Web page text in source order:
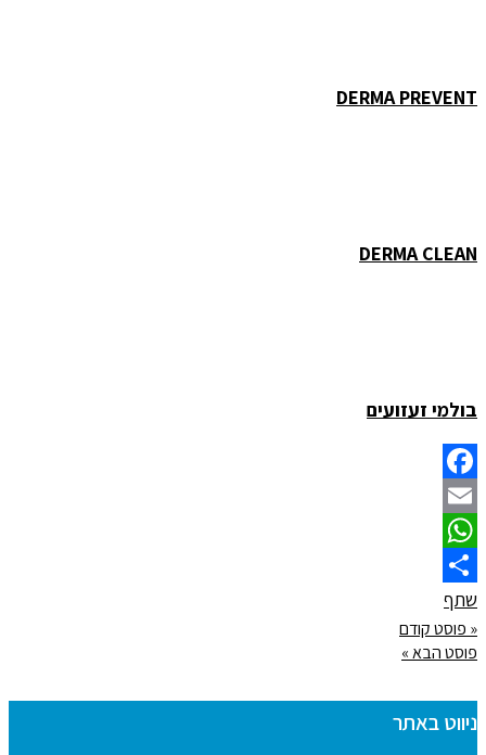
DERMA PREVENT
DERMA CLEAN
בולמי זעזועים
Facebook
Email
WhatsApp
שתף
« פוסט קודם
פוסט הבא »
ניווט באתר